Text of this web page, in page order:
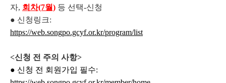
자, 회차(7월) 등 선택-신청
● 신청링크:
https://web.songpo.gcyf.or.kr/program/list
<신청 전 주의 사항>
● 신청 전 회원가입 필수: